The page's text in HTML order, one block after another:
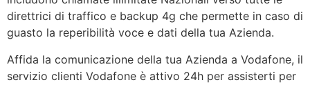
direttrici di traffico e backup 4g che permette in caso di
guasto la reperibilità voce e dati della tua Azienda.
Affida la comunicazione della tua Azienda a Vodafone, il
servizio clienti Vodafone è attivo 24h per assisterti per